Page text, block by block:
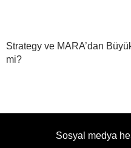
Strategy ve MARA’dan
mi?
Sosyal medya